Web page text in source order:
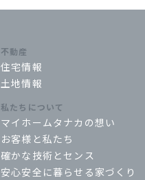
不動産
住宅情報
土地情報
私たちについて
マイホームタナカの想い
お客様と私たち
確かな技術とセンス
安心安全に暮らせる家づくり